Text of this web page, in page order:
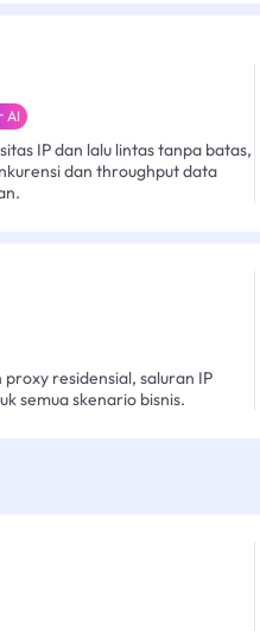
AI
IP dan lalu lintas tanpa batas,
dan throughput data
residensial, saluran IP
semua skenario bisnis.